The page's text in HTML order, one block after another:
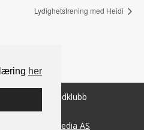
her
Lydighetstrening med Heidi
Sennenhundklubb
Smart Media AS